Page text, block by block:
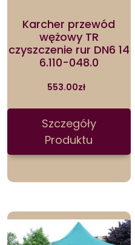
Karcher przewód
wężowy TR
czyszczenie rur DN6 14
6.110-048.0
553.00zł
Szczegóły
Produktu